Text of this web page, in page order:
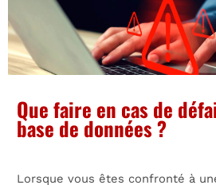
Que faire en cas de
base de données ?
Lorsque vous êtes confronté à